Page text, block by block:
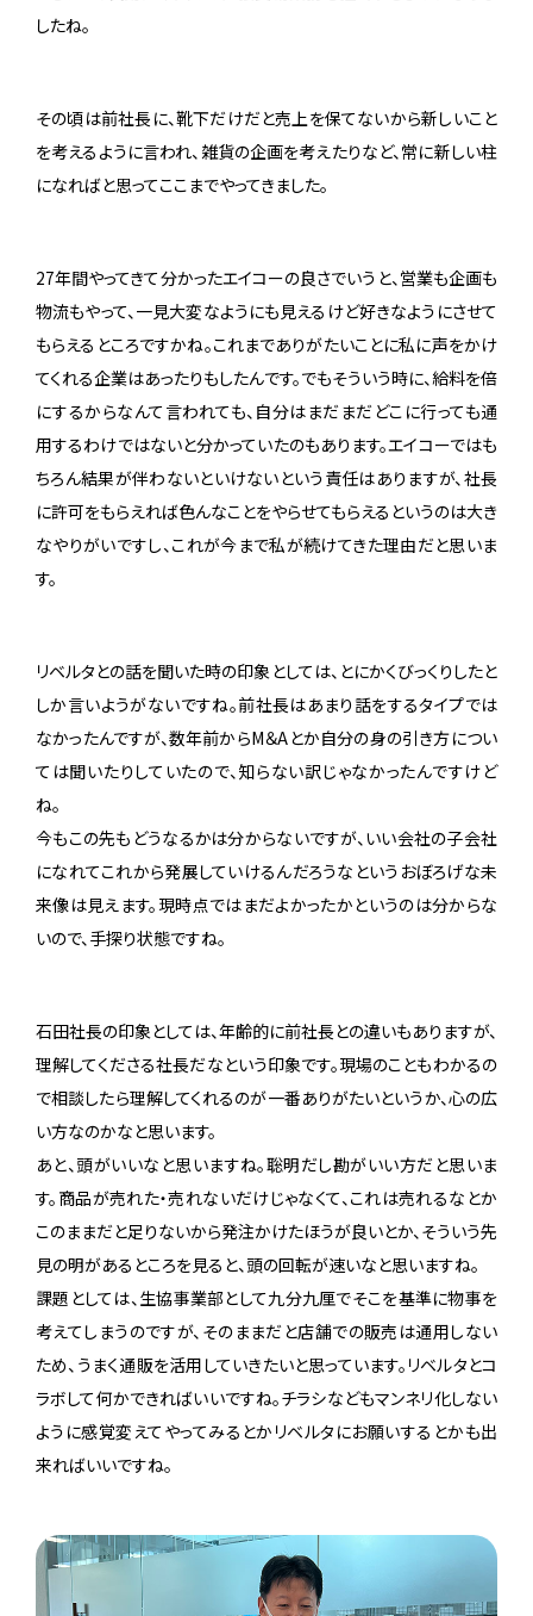
したね。
その頃は前社長に、靴下だけだと売上を保てないから新しいこと
を考えるように言われ、雑貨の企画を考えたりなど、常に新しい柱
になればと思ってここまでやってきました。
27年間やってきて分かったエイコーの良さでいうと、営業も企画も
物流もやって、一見大変なようにも見えるけど好きなようにさせて
もらえるところですかね。これまでありがたいことに私に声をかけ
てくれる企業はあったりもしたんです。でもそういう時に、給料を倍
にするからなんて言われても、自分はまだまだどこに行っても通
用するわけではないと分かっていたのもあります。エイコーではも
ちろん結果が伴わないといけないという責任はありますが、社長
に許可をもらえれば色んなことをやらせてもらえるというのは大き
なやりがいですし、これが今まで私が続けてきた理由だと思いま
す。
リベルタとの話を聞いた時の印象としては、とにかくびっくりしたと
しか言いようがないですね。前社長はあまり話をするタイプでは
なかったんですが、数年前からM＆Aとか自分の身の引き方につい
ては聞いたりしていたので、知らない訳じゃなかったんですけど
ね。
今もこの先もどうなるかは分からないですが、いい会社の子会社
になれてこれから発展していけるんだろうなというおぼろげな未
来像は見えます。現時点ではまだよかったかというのは分からな
いので、手探り状態ですね。
石田社長の印象としては、年齢的に前社長との違いもありますが、
理解してくださる社長だなという印象です。現場のこともわかるの
で相談したら理解してくれるのが一番ありがたいというか、心の広
い方なのかなと思います。
あと、頭がいいなと思いますね。聡明だし勘がいい方だと思いま
す。商品が売れた・売れないだけじゃなくて、これは売れるなとか
このままだと足りないから発注かけたほうが良いとか、そういう先
見の明があるところを見ると、頭の回転が速いなと思いますね。
課題としては、生協事業部として九分九厘でそこを基準に物事を
考えてしまうのですが、そのままだと店舗での販売は通用しない
ため、うまく通販を活用していきたいと思っています。リベルタとコ
ラボして何かできればいいですね。チラシなどもマンネリ化しない
ように感覚変えてやってみるとかリベルタにお願いするとかも出
来ればいいですね。